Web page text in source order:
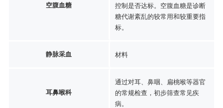
空腹血糖
控制是否达标。空腹血糖是诊断
糖代谢紊乱的较常用和较重要指
标。
静脉采血 材料
耳鼻喉科
通过对耳、鼻咽、扁桃喉等器官
的常规检查，初步筛查常见疾
病。